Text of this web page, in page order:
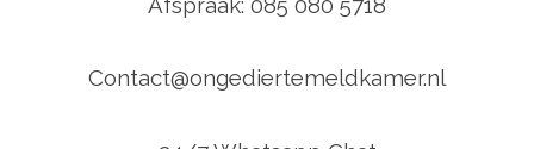
Contact@ongediertemeldkamer.nl